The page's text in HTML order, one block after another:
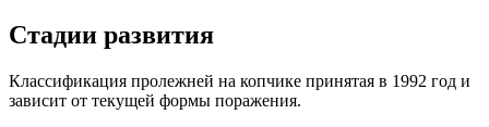
Стадии развития
Классификация пролежней на копчике принятая в 1992 год и
зависит от текущей формы поражения.